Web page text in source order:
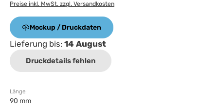
Preise inkl. MwSt. zzgl. Versandkosten
Mockup / Druckdaten
Lieferung bis: 14 August
Druckdetails fehlen
Länge:
90 mm